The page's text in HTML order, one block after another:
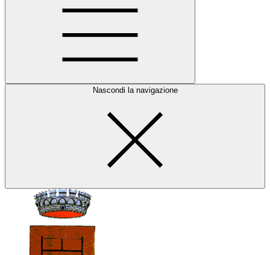
Nascondi la navigazione